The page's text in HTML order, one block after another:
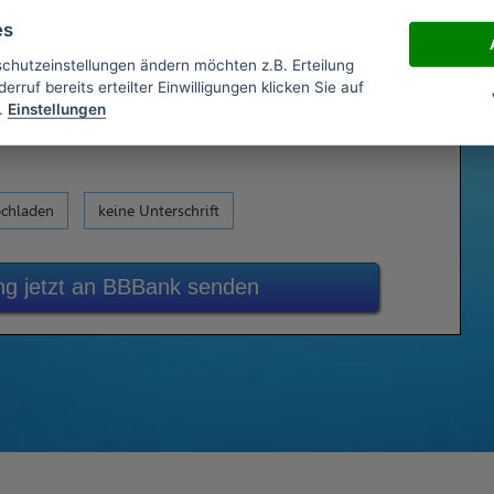
keine Unterschrift
jetzt an BBBank senden
ändern möchten z.B. Erteilung
bereits erteilter Einwilligungen klicken Sie auf
Einstellungen